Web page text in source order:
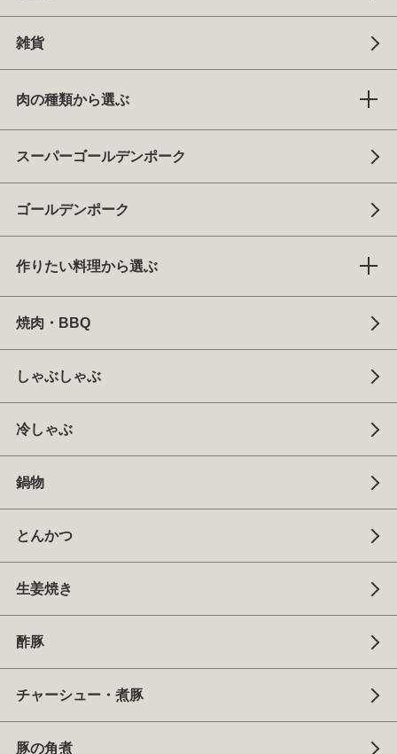
雑貨
肉の種類から選ぶ
スーパーゴールデンポーク
ゴールデンポーク
作りたい料理から選ぶ
焼肉・BBQ
しゃぶしゃぶ
冷しゃぶ
鍋物
とんかつ
生姜焼き
酢豚
チャーシュー・煮豚
豚の角煮